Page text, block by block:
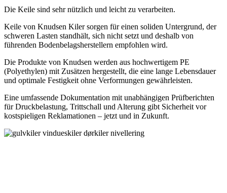
Die Keile sind sehr nützlich und leicht zu verarbeiten.
Keile von Knudsen Kiler sorgen für einen soliden Untergrund, der
schweren Lasten standhält, sich nicht setzt und deshalb von
führenden Bodenbelagsherstellern empfohlen wird.
Die Produkte von Knudsen werden aus hochwertigem PE
(Polyethylen) mit Zusätzen hergestellt, die eine lange Lebensdauer
und optimale Festigkeit ohne Verformungen gewährleisten.
Eine umfassende Dokumentation mit unabhängigen Prüfberichten
für Druckbelastung, Trittschall und Alterung gibt Sicherheit vor
kostspieligen Reklamationen – jetzt und in Zukunft.